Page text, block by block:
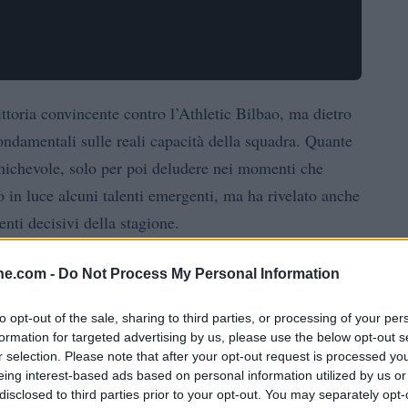
- Do Not Process My Personal Information
opt-out of the sale, sharing to third parties, or processing of your
for targeted advertising by us, please use the below opt-out
selection. Please note that after your opt-out request is processed
interest-based ads based on personal information utilized by us
to third parties prior to your opt-out. You may separately
convincente contro l’Athletic Bilbao, ma dietro
sulle reali capacità della squadra. Quante
solo per poi deludere nei momenti che
luce alcuni talenti emergenti, ma ha rivelato anche
decisivi della stagione.
le marcature con un gol, ma ha anche fallito un
un punteggio più rotondo. Cody Gakpo, con due
per diventare un elemento chiave in attacco.